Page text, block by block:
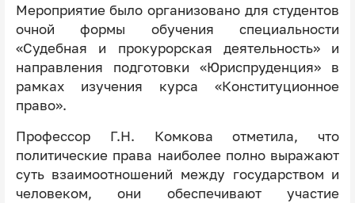
Мероприятие было организовано для студентов
очной формы обучения специальности
«Судебная и прокурорская деятельность» и
направления подготовки «Юриспруденция» в
рамках изучения курса «Конституционное
право».
Профессор Г.Н. Комкова отметила, что
политические права наиболее полно выражают
суть взаимоотношений между государством и
человеком, они обеспечивают участие